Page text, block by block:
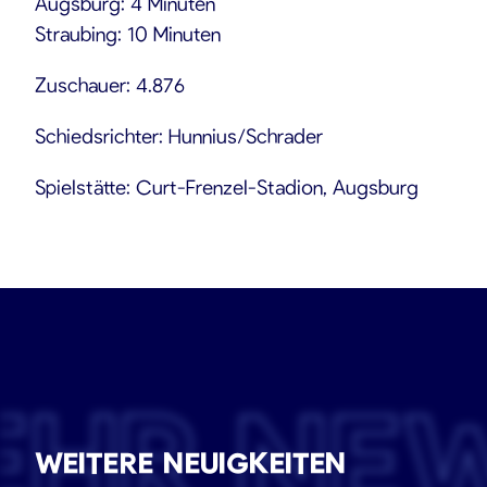
Straubing: 10 Minuten
Zuschauer: 4.876
Schiedsrichter: Hunnius/Schrader
Spielstätte: Curt-Frenzel-Stadion, Augsburg
WEITERE NEUIGKEITEN